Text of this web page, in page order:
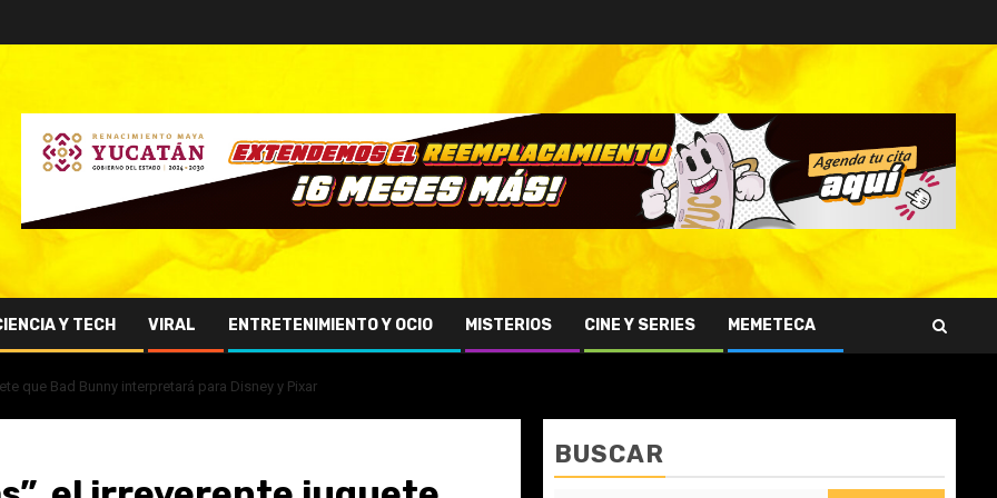
Y TECH VIRAL ENTRETENIMIENTO Y OCIO MISTERIOS CINE Y SERIES MEMETECA
que Bad Bunny interpretará para Disney y Pixar
BUSCAR